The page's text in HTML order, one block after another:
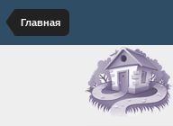
Главная